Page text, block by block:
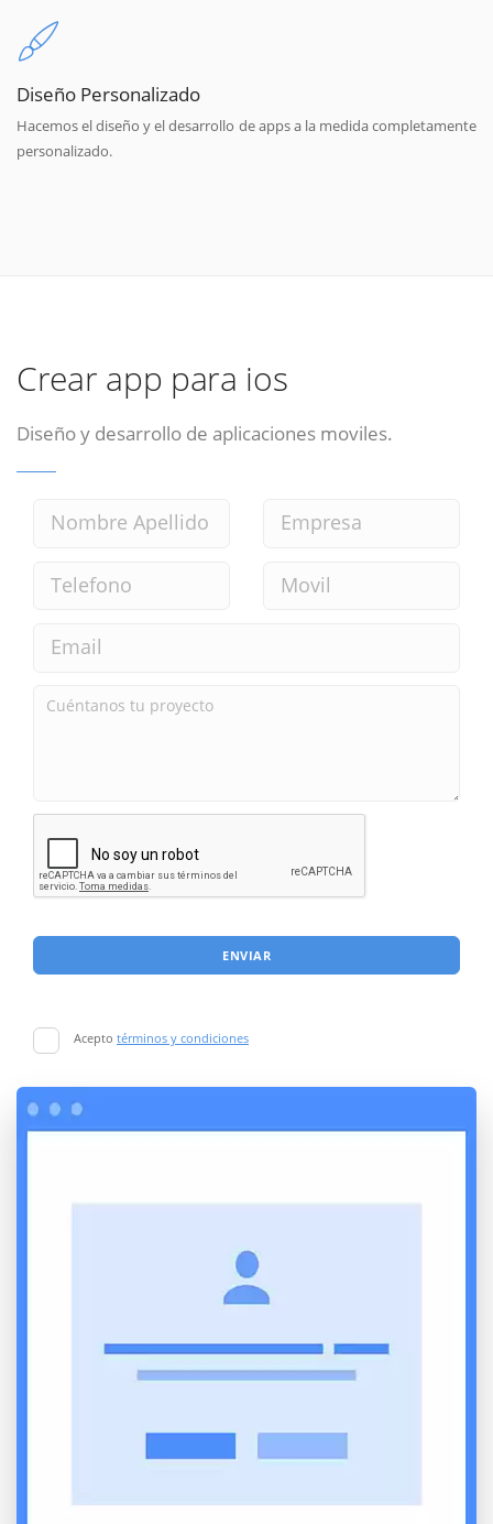
Diseño Personalizado
Hacemos el diseño y el desarrollo de apps a la medida completamente
personalizado.
Crear app para ios
Diseño y desarrollo de aplicaciones moviles.
ENVIAR
Acepto términos y condiciones